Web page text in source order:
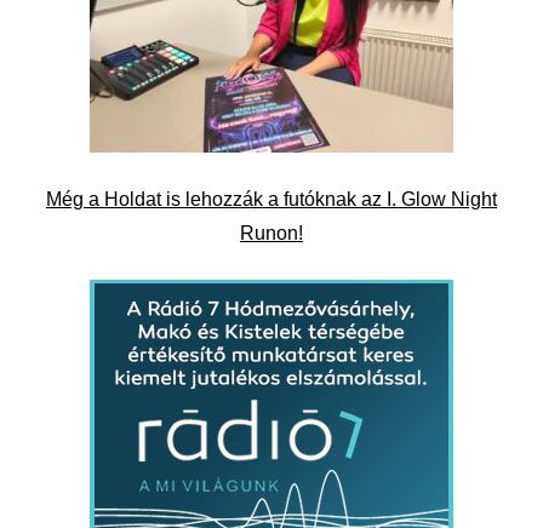
Még a Holdat is lehozzák a futóknak az I. Glow Night
Runon!